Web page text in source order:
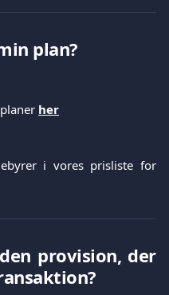
plan?
her
i vores prisliste for
provision, der